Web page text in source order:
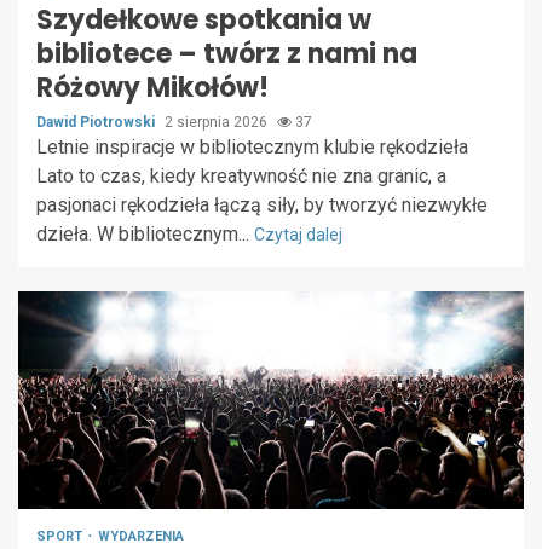
Szydełkowe spotkania w
bibliotece – twórz z nami na
Różowy Mikołów!
Dawid Piotrowski 2 sierpnia 2026 37
Letnie inspiracje w bibliotecznym klubie rękodzieła
Lato to czas, kiedy kreatywność nie zna granic, a
pasjonaci rękodzieła łączą siły, by tworzyć niezwykłe
dzieła. W bibliotecznym... Czytaj dalej
SPORT WYDARZENIA